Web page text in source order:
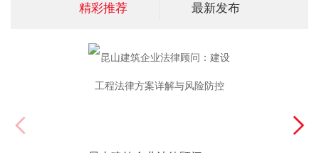
精彩推荐 最新发布